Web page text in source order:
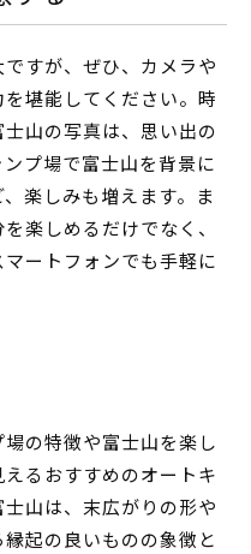
すが、ぜひ、カメラや
堪能してください。時
山の写真は、思い出の
プ場で富士山を背景に
楽しみも増えます。ま
楽しめるだけでなく、
ートフォンでも手軽に
の特徴や富士山を楽し
るおすすめのオートキ
山は、末広がりの形や
起の良いものの象徴と